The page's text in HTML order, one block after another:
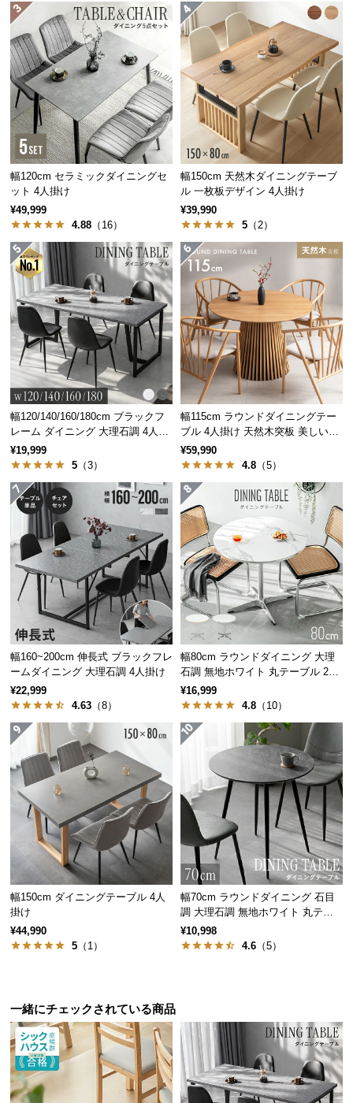
搬
入
経
路
に
つ
い
て
返
品・
キ
ャ
ン
セ
ル
に
つ
い
て
保
証
に
つ
い
て
会
員
規
約
に
つ
い
て
お
ポ
ト
知
ら
せ
企
情
幅120cm セラミックダイニングセ
ット 4人掛け
¥49,999
4.88 （16）
幅150cm 天然木ダイニングテーブ
ル 一枚板デザイン 4人掛け
¥39,990
5 （2）
幅120/140/160/180cm ブラックフ
レーム ダイニング 大理石調 4人掛
け
¥19,999
5 （3）
幅115cm ラウンドダイニングテー
ブル 4人掛け 天然木突板 美しい格
子デザイン
¥59,990
4.8 （5）
幅160~200cm 伸長式 ブラックフレ
ームダイニング 大理石調 4人掛け
¥22,999
4.63 （8）
幅80cm ラウンドダイニング 大理
石調 無地ホワイト 丸テーブル 2人
掛け
¥16,999
4.8 （10）
幅150cm ダイニングテーブル 4人
掛け
¥44,990
5 （1）
幅70cm ラウンドダイニング 石目
調 大理石調 無地ホワイト 丸テー
ブル 2人掛け
¥10,998
4.6 （5）
一緒にチェックされている商品